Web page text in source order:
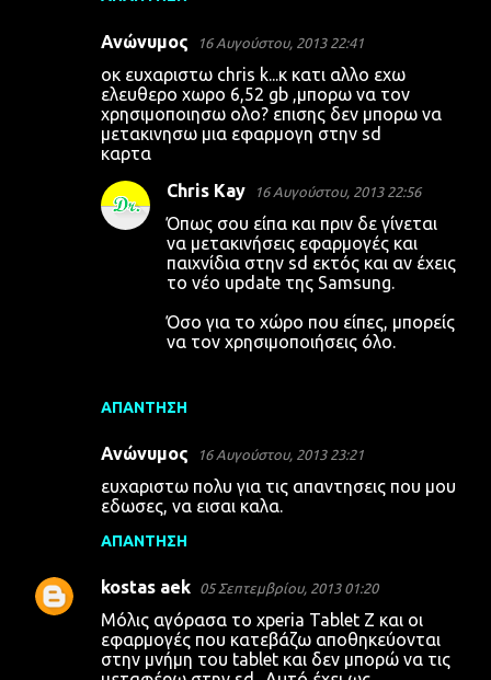
Ανώνυμος 16 Αυγούστου, 2013 22:41
οκ ευχαριστω chris k...κ κατι αλλο εχω
ελευθερο χωρο 6,52 gb ,μπορω να τον
χρησιμοποιησω ολο? επισης δεν μπορω να
μετακινησω μια εφαρμογη στην sd
καρτα
ΑΠΆΝΤΗΣΗ
Chris Kay 16 Αυγούστου, 2013 22:56
Όπως σου είπα και πριν δε γίνεται
να μετακινήσεις εφαρμογές και
παιχνίδια στην sd εκτός και αν έχεις
το νέο update της Samsung.
Όσο για το χώρο που είπες, μπορείς
να τον χρησιμοποιήσεις όλο.
Ανώνυμος 16 Αυγούστου, 2013 23:21
ευχαριστω πολυ για τις απαντησεις που μου
εδωσες, να εισαι καλα.
ΑΠΆΝΤΗΣΗ
kostas aek 05 Σεπτεμβρίου, 2013 01:20
Μόλις αγόρασα το xperia Tablet Z και οι
εφαρμογές που κατεβάζω αποθηκεύονται
στην μνήμη του tablet και δεν μπορώ να τις